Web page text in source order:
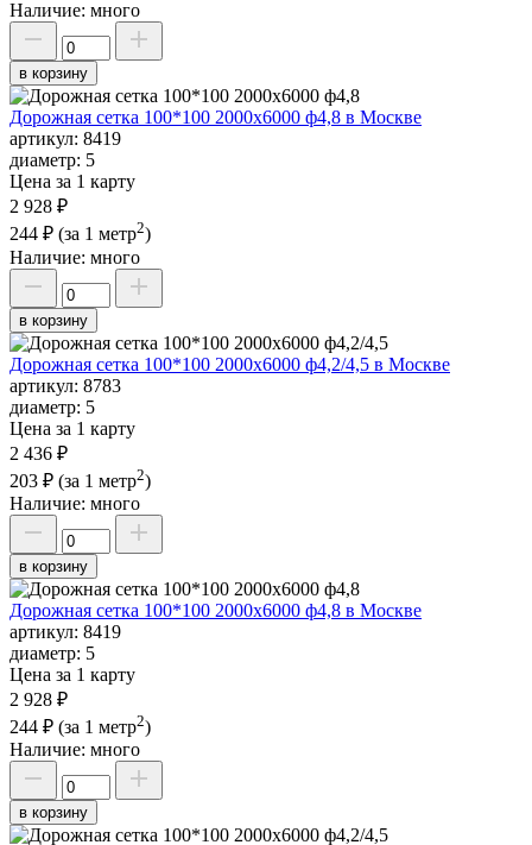
Наличие: много
в корзину
Дорожная сетка 100*100 2000х6000 ф4,8 в Москве
артикул: 8419
диаметр: 5
Цена за 1 карту
2 928 ₽
244 ₽ (за 1 метр2)
Наличие: много
в корзину
Дорожная сетка 100*100 2000х6000 ф4,2/4,5 в Москве
артикул: 8783
диаметр: 5
Цена за 1 карту
2 436 ₽
203 ₽ (за 1 метр2)
Наличие: много
в корзину
Дорожная сетка 100*100 2000х6000 ф4,8 в Москве
артикул: 8419
диаметр: 5
Цена за 1 карту
2 928 ₽
244 ₽ (за 1 метр2)
Наличие: много
в корзину